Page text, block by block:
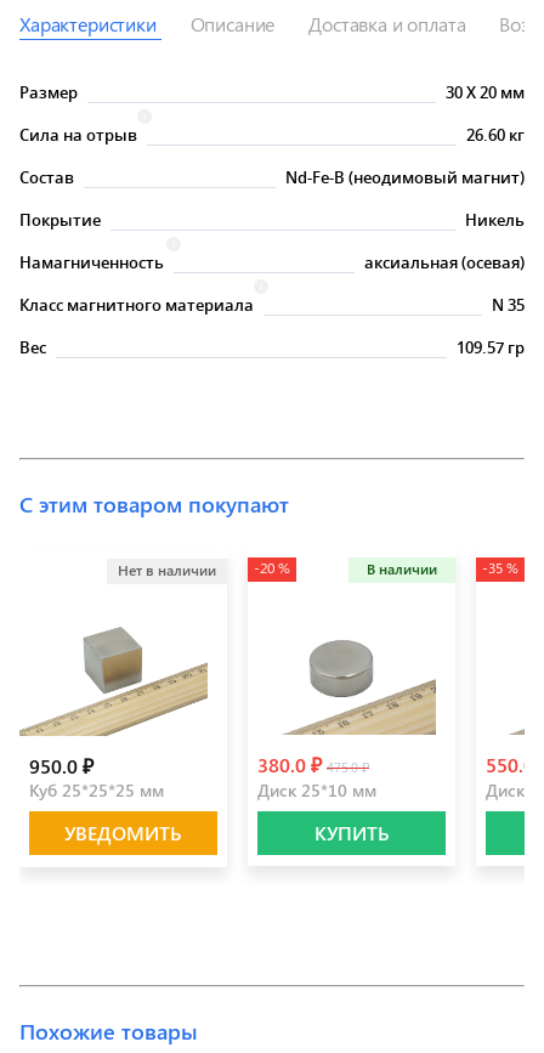
Характеристики Описание Доставка и оплата
Размер 30X20 мм
Сила на отрыв
26.60 кг
Состав
Nd-Fe-B (неодимовый магнит)
Покрытие
Никель
Намагниченность
аксиальная (осевая)
Класс магнитного материала
N 35
Вес
109.57 гр
С этим товаром покупают
Нет в наличии
950.0 ₽
Куб 25*25*25 мм
УВЕДОМИТЬ
-20 % В наличии
380.0 ₽ 475.0 ₽
Диск 25*10 мм
КУПИТЬ
-35 %
550.0
Диск
Похожие товары